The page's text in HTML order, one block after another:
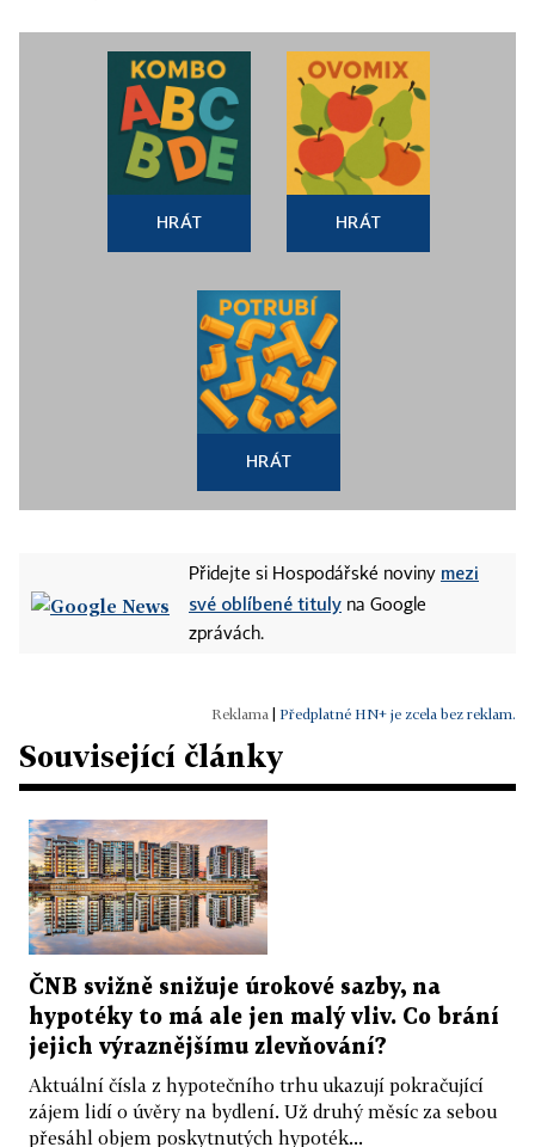
HRÁT HRÁT
HRÁT
Přidejte si Hospodářské noviny mezi
své oblíbené tituly na Google
zprávách.
Předplatné HN+ je zcela bez reklam.
Související články
ČNB svižně snižuje úrokové sazby, na
hypotéky to má ale jen malý vliv. Co brání
jejich výraznějšímu zlevňování?
Aktuální čísla z hypotečního trhu ukazují pokračující
zájem lidí o úvěry na bydlení. Už druhý měsíc za sebou
přesáhl objem poskytnutých hypoték...